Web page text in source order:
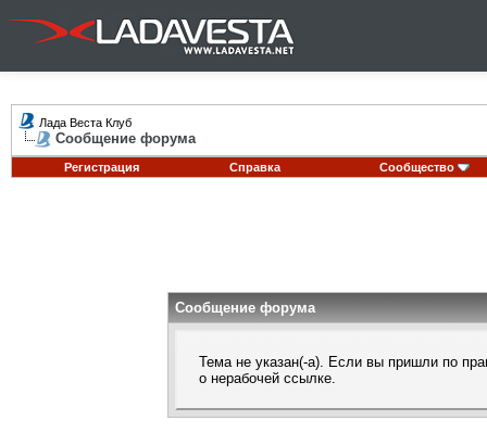
Лада Веста Клуб
Сообщение форума
Регистрация Справка Сообщество
Сообщение форума
Тема не указан(-а). Если вы пришли по
о нерабочей ссылке.